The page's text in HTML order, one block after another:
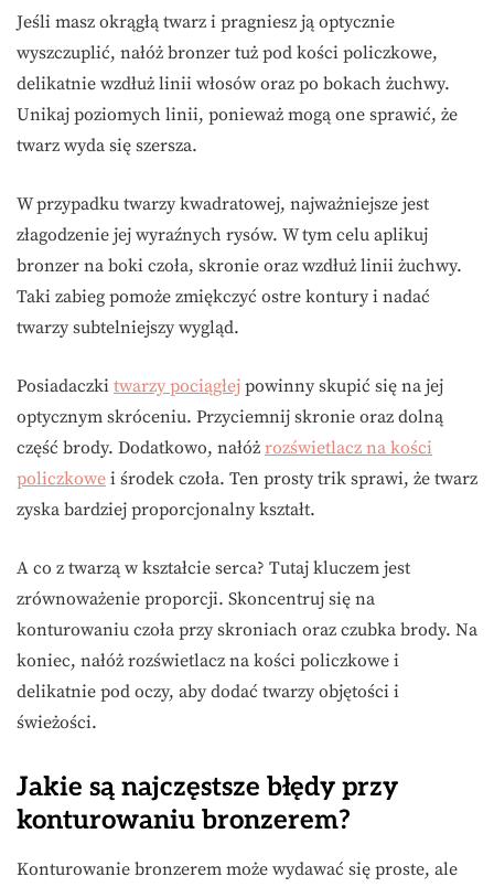
Jeśli masz okrągłą twarz i pragniesz ją optycznie
wyszczuplić, nałóż bronzer tuż pod kości policzkowe,
delikatnie wzdłuż linii włosów oraz po bokach żuchwy.
Unikaj poziomych linii, ponieważ mogą one sprawić, że
twarz wyda się szersza.
W przypadku twarzy kwadratowej, najważniejsze jest
złagodzenie jej wyraźnych rysów. W tym celu aplikuj
bronzer na boki czoła, skronie oraz wzdłuż linii żuchwy.
Taki zabieg pomoże zmiękczyć ostre kontury i nadać
twarzy subtelniejszy wygląd.
Posiadaczki twarzy pociągłej powinny skupić się na jej
optycznym skróceniu. Przyciemnij skronie oraz dolną
część brody. Dodatkowo, nałóż rozświetlacz na kości
policzkowe i środek czoła. Ten prosty trik sprawi, że twarz
zyska bardziej proporcjonalny kształt.
A co z twarzą w kształcie serca? Tutaj kluczem jest
zrównoważenie proporcji. Skoncentruj się na
konturowaniu czoła przy skroniach oraz czubka brody. Na
koniec, nałóż rozświetlacz na kości policzkowe i
delikatnie pod oczy, aby dodać twarzy objętości i
świeżości.
Jakie są najczęstsze błędy przy
konturowaniu bronzerem?
Konturowanie bronzerem może wydawać się proste, ale